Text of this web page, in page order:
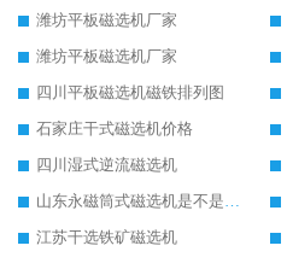
潍坊平板磁选机厂家
潍坊平板磁选机厂家
四川平板磁选机磁铁排列图
石家庄干式磁选机价格
四川湿式逆流磁选机
山东永磁筒式磁选机是不是强磁
江苏干选铁矿磁选机